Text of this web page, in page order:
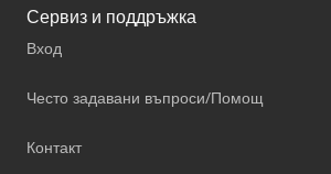
Сервиз и поддръжка
Вход
Често задавани въпроси/Помощ
Контакт